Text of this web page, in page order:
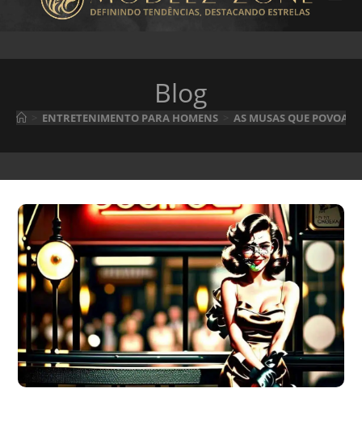
Blog
ENTRETENIMENTO PARA HOMENS AS MUSAS QUE